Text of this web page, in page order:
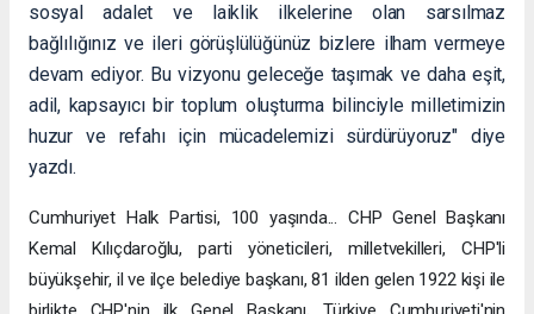
sosyal adalet ve laiklik ilkelerine olan sarsılmaz
bağlılığınız ve ileri görüşlülüğünüz bizlere ilham vermeye
devam ediyor. Bu vizyonu geleceğe taşımak ve daha eşit,
adil, kapsayıcı bir toplum oluşturma bilinciyle milletimizin
huzur ve refahı için mücadelemizi sürdürüyoruz" diye
yazdı.
Cumhuriyet Halk Partisi, 100 yaşında... CHP Genel Başkanı
Kemal Kılıçdaroğlu, parti yöneticileri, milletvekilleri, CHP'li
büyükşehir, il ve ilçe belediye başkanı, 81 ilden gelen 1922 kişi ile